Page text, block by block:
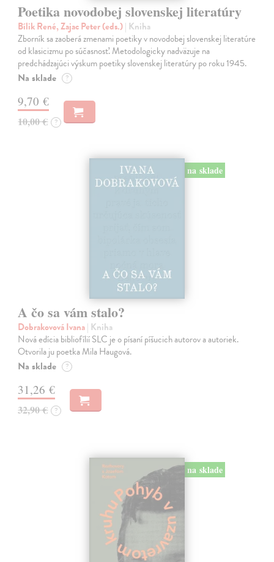
Poetika novodobej slovenskej literatúry
Bílik René, Zajac Peter (eds.)| Kniha
Zborník sa zaoberá zmenami poetiky v novodobej slovenskej literatúre
od klasicizmu po súčasnosť. Metodologicky nadväzuje na
predchádzajúci výskum poetiky slovenskej literatúry po roku 1945.
Na sklade ?
9,70 €
10,00 € ?
na sklade
A čo sa vám stalo?
Dobrakovová Ivana| Kniha
Nová edícia bibliofílií SLC je o písaní píšucich autorov a autoriek.
Otvorila ju poetka Mila Haugová.
Na sklade ?
31,26 €
32,90 € ?
na sklade